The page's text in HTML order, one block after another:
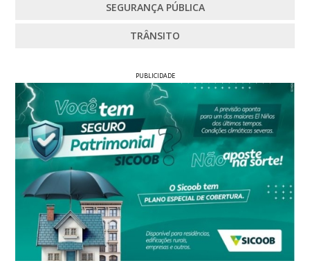
SEGURANÇA PÚBLICA
TRÂNSITO
PUBLICIDADE